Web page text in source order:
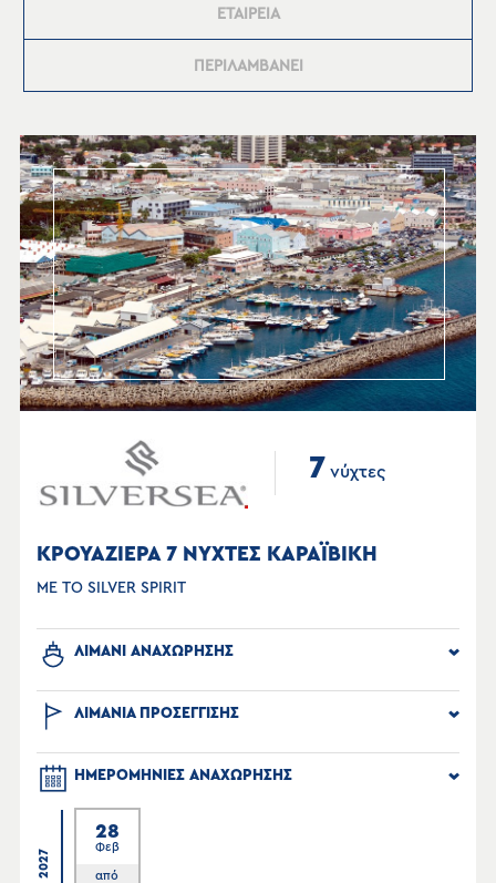
ΕΤΑΙΡΕΙΑ
ΠΕΡΙΛΑΜΒΑΝΕΙ
7 νύχτες
ΚΡΟΥΑΖΙΕΡΑ 7 ΝΥΧΤΕΣ ΚΑΡΑΪΒΙΚΗ
ΜΕ ΤΟ SILVER SPIRIT
ΛΙΜΑΝΙ ΑΝΑΧΩΡΗΣΗΣ
ΛΙΜΑΝΙΑ ΠΡΟΣΕΓΓΙΣΗΣ
ΗΜΕΡΟΜΗΝΙΕΣ ΑΝΑΧΩΡΗΣΗΣ
2027
28
Φεβ
από